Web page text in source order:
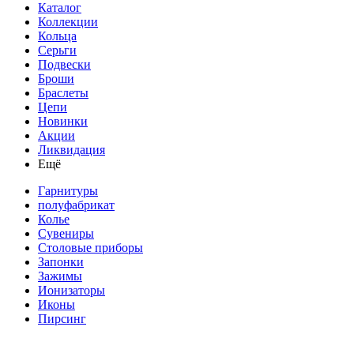
Каталог
Коллекции
Кольца
Серьги
Подвески
Броши
Браслеты
Цепи
Новинки
Акции
Ликвидация
Ещё
Гарнитуры
полуфабрикат
Колье
Сувениры
Столовые приборы
Запонки
Зажимы
Ионизаторы
Иконы
Пирсинг